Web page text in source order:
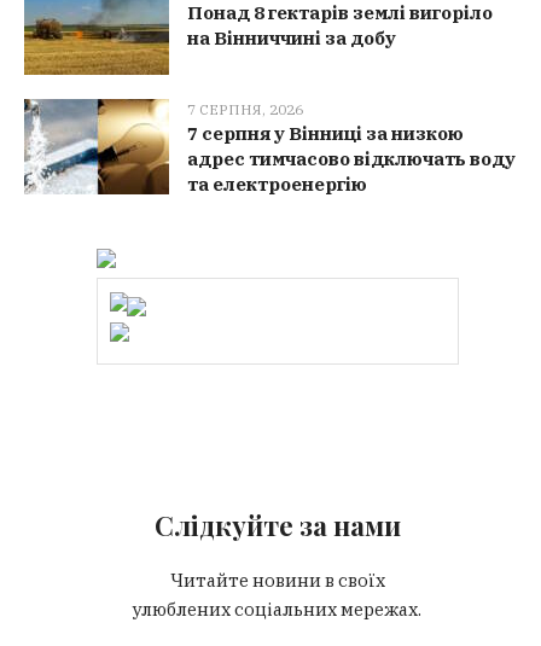
Понад 8 гектарів землі вигоріло
на Вінниччині за добу
7 СЕРПНЯ, 2026
7 серпня у Вінниці за низкою
адрес тимчасово відключать воду
та електроенергію
Слідкуйте за нами
Читайте новини в своїх
улюблених соціальних мережах.